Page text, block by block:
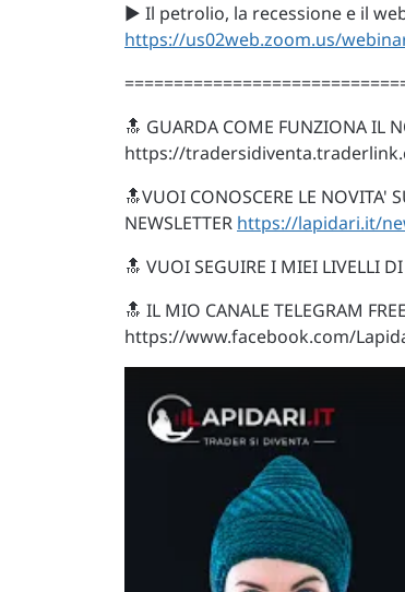
▶️ Il petrolio, la recessione e il
https://us02web.zoom.us/
🔝 GUARDA COME FUNZIONA IL
https://
🔝VUOI CONOSCERE LE NOVITA'
NEWSLETTER https://lapidari.it/
🔝 VUOI SEGUIRE I MIEI LIVELLI
🔝 IL MIO CANALE TELEGRAM
https://www.facebook.com/